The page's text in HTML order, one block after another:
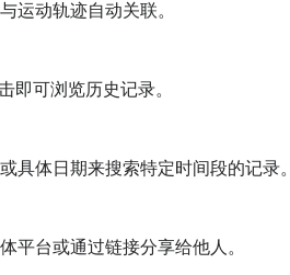
运动轨迹自动关联。
即可浏览历史记录。
具体日期来搜索特定时间段的记录。
平台或通过链接分享给他人。